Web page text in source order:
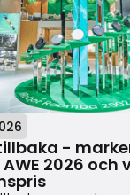
-
2026 och